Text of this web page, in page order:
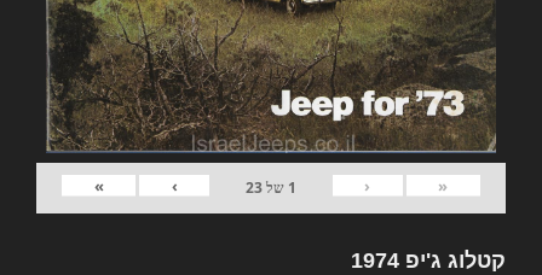
«
‹
1 של23
›
»
קטלוג ג'יפ 1974